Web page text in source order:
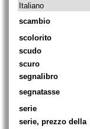
Italiano
scambio
scolorito
scudo
scuro
segnalibro
segnatasse
serie
serie, prezzo della